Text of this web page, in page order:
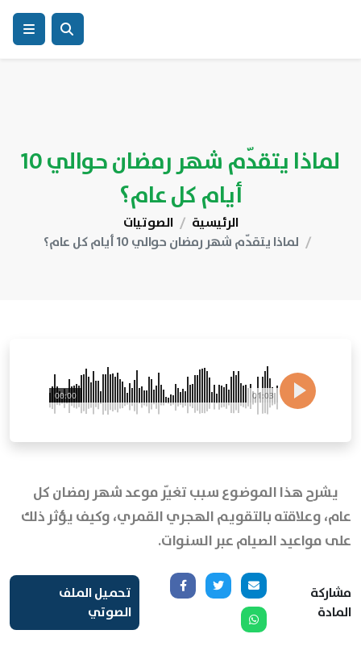
لماذا يتقدّم شهر رمضان حوالي 10
أيام كل عام؟
الرئيسية
الصوتيات
لماذا يتقدّم شهر رمضان حوالي 10 أيام كل عام؟
01:03
00:00
يشرح هذا الموضوع سبب تغيّر موعد شهر رمضان كل
عام، وعلاقته بالتقويم الهجري القمري، وكيف يؤثر ذلك
على مواعيد الصيام عبر السنوات.
مشاركة
المادة
تحميل الملف
الصوتي